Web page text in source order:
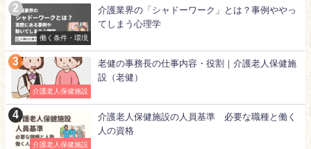
働く条件・環境
介護業界の「シャドーワーク」とは？事例ややっ
てしまう心理学
介護老人保健施設
老健の事務長の仕事内容・役割｜介護老人保健施
設（老健）
介護老人保健施設
介護老人保健施設の人員基準 必要な職種と働く
人の資格